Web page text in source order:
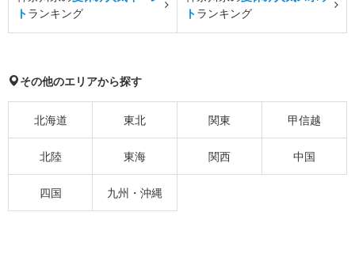
トランキング
トランキング
その他のエリアから探す
北海道 東北 関東 甲信越
北陸 東海 関西 中国
四国 九州・沖縄